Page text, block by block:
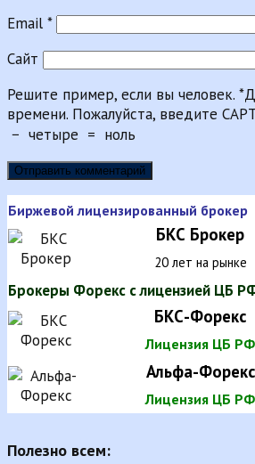
Email *
Сайт
Решите пример, если вы человек. *
времени. Пожалуйста, введите
− четыре = ноль
Биржевой лицензированный брокер
БКС Брокер
20 лет на рынке
Брокеры Форекс с лицензией ЦБ
БКС-Форекс
Лицензия ЦБ РФ
Альфа-Форекс
Лицензия ЦБ РФ
Полезно всем: